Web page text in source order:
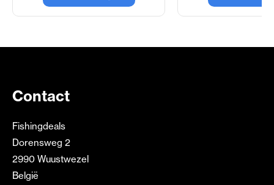
Contact
Fishingdeals
Dorensweg 2
2990 Wuustwezel
België